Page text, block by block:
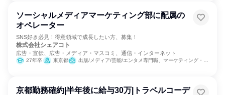
ソーシャルメディアマーケティング部に配属の
オペレーター
SNS好き必見！得意領域で成長したい方、募集！
株式会社シェアコト
広告・宣伝、広告・メディア・マスコミ、通信・インターネット
27年卒 東京都 出版/メディア/芸能/エンタメ専門職、マーケティング・広告・宣伝
京都勤務確約|半年後に給与30万|トラベルコーデ